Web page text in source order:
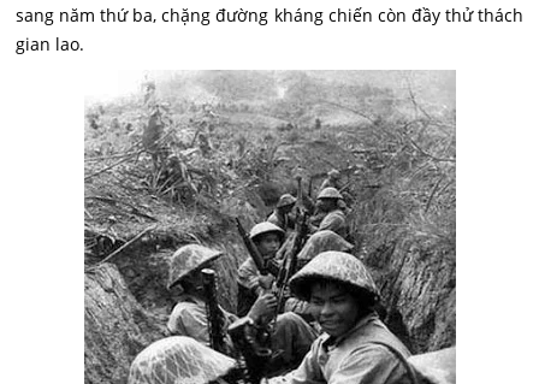
sang năm thứ ba, chặng đường kháng chiến còn đầy thử thách
gian lao.